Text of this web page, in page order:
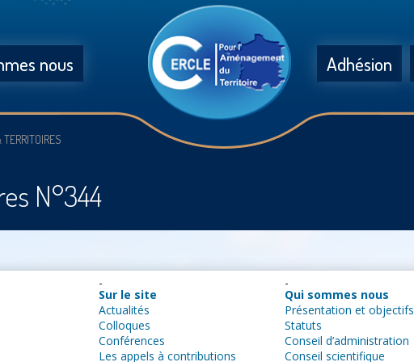
nous Adhésion
N°344
Sur le site
Actualités
Colloques
Conférences
Les appels à contributions
Qui sommes nous
Présentation et objectifs
Statuts
Conseil d’administration
Conseil scientifique